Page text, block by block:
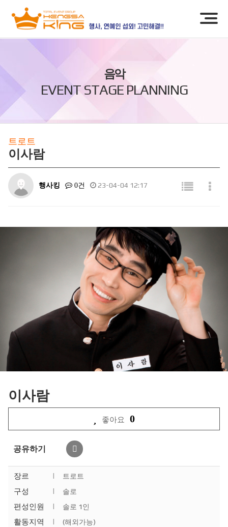
음악
EVENT STAGE PLANNING
트로트
이사람
행사킹 0건 23-04-04 12:17
이사람
좋아요 0
공유하기
장르 | 트로트
구성 | 솔로
편성인원 | 솔로 1인
활동지역 | (해외가능)